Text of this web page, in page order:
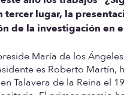
tercer lugar, la
de la investigación en
María de los
es Roberto Martín,
Talavera de la Reina el